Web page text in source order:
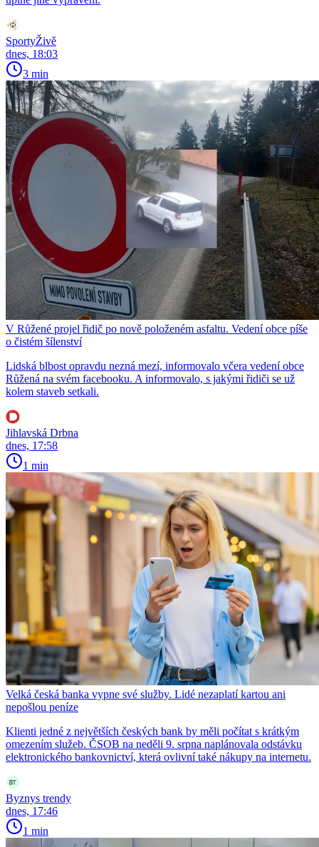
SportyŽivě
dnes, 18:03
3 min
V Růžené projel řidič po nově položeném asfaltu. Vedení obce píše
o čistém šílenství
Lidská blbost opravdu nezná mezí, informovalo včera vedení obce
Růžená na svém facebooku. A informovalo, s jakými řidiči se už
kolem staveb setkali.
Jihlavská Drbna
dnes, 17:58
1 min
Velká česká banka vypne své služby. Lidé nezaplatí kartou ani
nepošlou peníze
Klienti jedné z největších českých bank by měli počítat s krátkým
omezením služeb. ČSOB na neděli 9. srpna naplánovala odstávku
elektronického bankovnictví, která ovlivní také nákupy na internetu.
Byznys trendy
dnes, 17:46
1 min